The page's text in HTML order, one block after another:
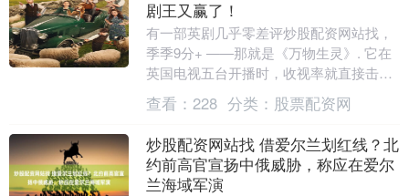
剧王又赢了！
有一部英剧几乎零差评炒股配资网站找，
季季9分+ ——那就是《万物生灵》. 它在
英国电视五台开播时，收视率就直接击败
BBC， 创下该台自2016年以来最好的成
绩。....
查看： 228 分类： 股票配资网
炒股配资网站找 借爱尔兰划红线？北
约前高官宣扬中俄威胁，称应在爱尔
兰海域军演